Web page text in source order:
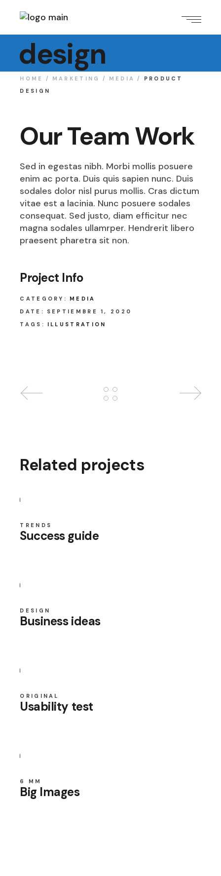
Product
design
HOME MARKETING MEDIA
PRODUCT
DESIGN
Our Team Work
Sed in egestas nibh. Morbi mollis posuere
enim ac porta. Duis quis sapien nunc. Duis
sodales dolor nisl purus mollis. Cras dictum
vitae est a lacinia. Nunc posuere sodales
consequat. Sed justo, diam efficitur nec
magna sodales ullamrper. Hendrerit libero
praesent pharetra sit non.
Project Info
CATEGORY:
MEDIA
DATE:
SEPTIEMBRE 1, 2020
TAGS:
ILLUSTRATION
Related projects
TRENDS
Success guide
DESIGN
Business ideas
ORIGINAL
Usability test
6 MM
Big Images